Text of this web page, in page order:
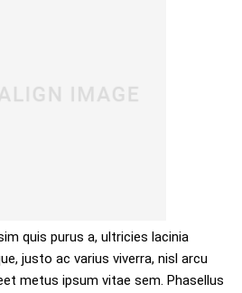
quis purus a, ultricies lacinia
justo ac varius viverra, nisl arcu
metus ipsum vitae sem. Phasellus